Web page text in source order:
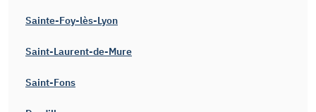
Sainte-Foy-lès-Lyon
Saint-Laurent-de-Mure
Saint-Fons